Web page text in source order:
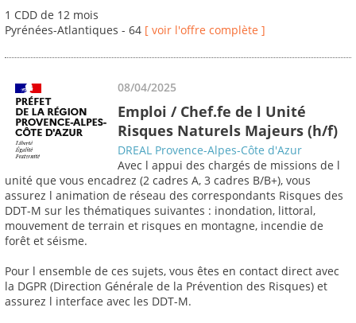
1 CDD de 12 mois
Pyrénées-Atlantiques - 64 [ voir l'offre complète ]
08/04/2025
Emploi / Chef.fe de l Unité
Risques Naturels Majeurs (h/f)
DREAL Provence-Alpes-Côte d'Azur
Avec l appui des chargés de missions de l
unité que vous encadrez (2 cadres A, 3 cadres B/B+), vous
assurez l animation de réseau des correspondants Risques des
DDT-M sur les thématiques suivantes : inondation, littoral,
mouvement de terrain et risques en montagne, incendie de
forêt et séisme.
Pour l ensemble de ces sujets, vous êtes en contact direct avec
la DGPR (Direction Générale de la Prévention des Risques) et
assurez l interface avec les DDT-M.